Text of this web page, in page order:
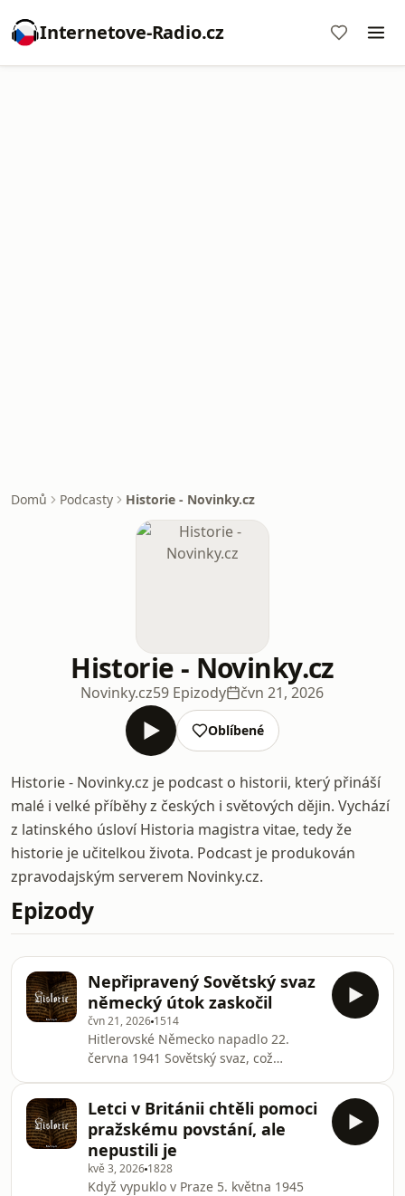
Internetove-Radio.cz
Domů Podcasty Historie - Novinky.cz
Historie - Novinky.cz
Novinky.cz59 Epizody čvn 21, 2026
Oblíbené
Historie - Novinky.cz je podcast o historii, který přináší
malé i velké příběhy z českých i světových dějin. Vychází
z latinského úsloví Historia magistra vitae, tedy že
historie je učitelkou života. Podcast je produkován
zpravodajským serverem Novinky.cz.
Epizody
Nepřipravený Sovětský svaz
německý útok zaskočil
čvn 21, 2026 1514
Hitlerovské Německo napadlo 22.
června 1941 Sovětský svaz, což
které připomněl v podcastu Novinek
Tomáš Jakl z Vojenského historického
ústavu. Nepřipravené Sověty útok
zaskočil.
Letci v Británii chtěli pomoci
pražskému povstání, ale
nepustili je
kvě 3, 2026 1828
Když vypuklo v Praze 5. května 1945